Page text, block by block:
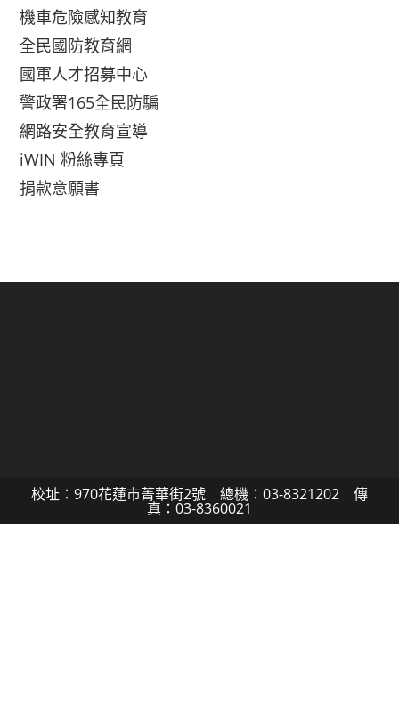
機車危險感知教育
全民國防教育網
國軍人才招募中心
警政署165全民防騙
網路安全教育宣導
iWIN 粉絲專頁
捐款意願書
校址：970花蓮市菁華街2號 總機：03-8321202 傳
真：03-8360021